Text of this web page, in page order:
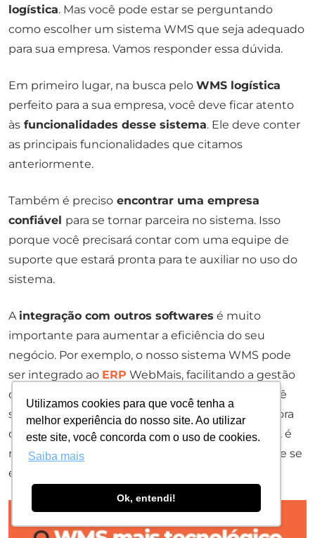
Utilizamos cookies para que você tenha a
melhor experiência do nosso site. Ao utilizar
este site, você concorda com o uso de cookies.
Saiba mais
Ok, entendi!
logística. Mas você pode estar se perguntando
como escolher um sistema WMS que seja adequado
para sua empresa. Vamos responder essa dúvida.
Em primeiro lugar, na busca pelo WMS logística
perfeito para a sua empresa, você deve ficar atento
às funcionalidades desse sistema. Ele deve conter
as principais funcionalidades que citamos
anteriormente.
Também é preciso encontrar uma empresa
confiável para se tornar parceira no sistema. Isso
porque você precisará contar com uma equipe de
suporte que estará pronta para te auxiliar no uso do
sistema.
A integração com outros softwares é muito
importante para aumentar a eficiência do seu
negócio. Por exemplo, o nosso sistema WMS pode
ser integrado ao ERP WebMais, facilitando a gestão
completa da sua empresa.É importante que você
saiba qual a
necessidade da sua empresa
na hora
de pesquisar as opções disponíveis. Dessa forma, é
mais fácil encontrar o sistema
que se
encaixa melhor no seu negócio.